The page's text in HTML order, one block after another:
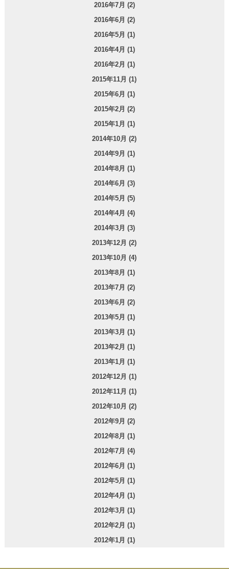
2016年7月 (2)
2016年6月 (2)
2016年5月 (1)
2016年4月 (1)
2016年2月 (1)
2015年11月 (1)
2015年6月 (1)
2015年2月 (2)
2015年1月 (1)
2014年10月 (2)
2014年9月 (1)
2014年8月 (1)
2014年6月 (3)
2014年5月 (5)
2014年4月 (4)
2014年3月 (3)
2013年12月 (2)
2013年10月 (4)
2013年8月 (1)
2013年7月 (2)
2013年6月 (2)
2013年5月 (1)
2013年3月 (1)
2013年2月 (1)
2013年1月 (1)
2012年12月 (1)
2012年11月 (1)
2012年10月 (2)
2012年9月 (2)
2012年8月 (1)
2012年7月 (4)
2012年6月 (1)
2012年5月 (1)
2012年4月 (1)
2012年3月 (1)
2012年2月 (1)
2012年1月 (1)